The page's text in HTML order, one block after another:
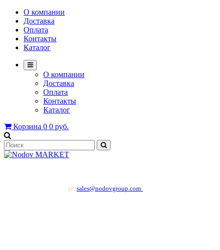
О компании
Доставка
Оплата
Контакты
Каталог
О компании
Доставка
Оплата
Контакты
Каталог
Корзина 0 0 руб.
@ sales@nodovgroup.com